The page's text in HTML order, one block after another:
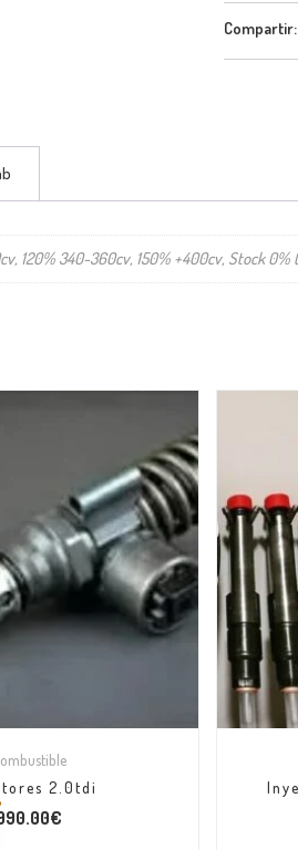
Compartir:
120% 340-360cv, 150% +400cv, Stock 0%
2.0tdi
€